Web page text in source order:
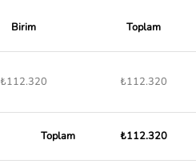
Birim Toplam
₺112.320 ₺112.320
Toplam ₺112.320